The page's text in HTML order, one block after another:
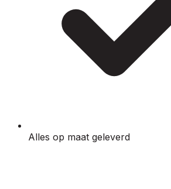
Alles op maat geleverd